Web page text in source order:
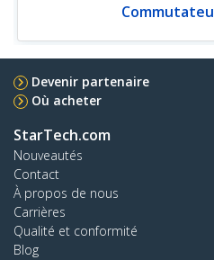
Devenir partenaire
Où acheter
StarTech.com
Nouveautés
Contact
À propos de nous
Carrières
Qualité et conformité
Blog